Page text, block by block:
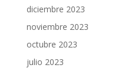
diciembre 2023
noviembre 2023
octubre 2023
julio 2023